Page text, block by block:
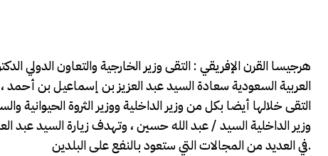
هرجيسا القرن الإفريقي : التقى وزير الخارجية والتعاون الدولي
العربية السعودية سعادة السيد عبد العزيز بن إسماعيل بن أحمد ،
التقى خلالها أيضا بكل من وزير الداخلية ووزير الثروة
وزير الداخلية السيد / عبد الله حسين ، وتهدف زيارة السيد عبد
في العديد من المجالات التي ستعود بالنفع على البلدين.